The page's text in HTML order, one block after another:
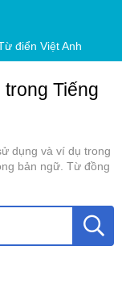
điển Việt Anh
Tiếng
dụng và ví dụ trong
bản ngữ. Từ đồng